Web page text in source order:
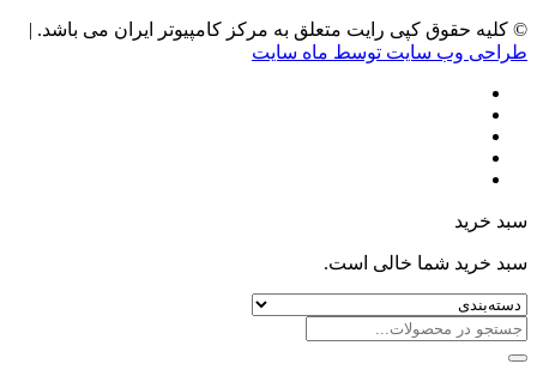
© کلیه حقوق کپی رایت متعلق به مرکز کامپیوتر ایران می باشد. |
طراحی وب سایت توسط ماه سایت
سبد خرید
سبد خرید شما خالی است.